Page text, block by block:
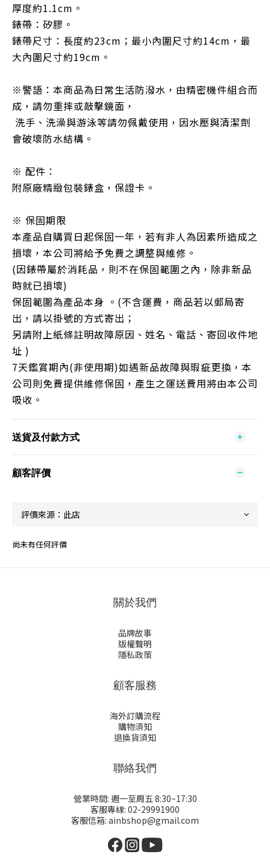
厚度約1.1cm。
錶帶：矽膠。
錶帶尺寸： 長度約23cm；最小內圍尺寸約14cm，最
大內圍尺寸約19cm。
※警語：本商品為日常生活防潑水，由精密機件組合而
成，請勿重摔或敲擊鏡面，
洗手、洗澡與游泳等請勿佩戴使用，因水壓與清潔劑
會破壞防水結構。
※ 配件：
附原廠精緻包裝錶盒，保證卡。
※ 保固期限
本產品自購買日起保固一年，若有非人為因素所造成之
損壞，本公司將給予免費之調整與維修。
(因錶帶屬於消耗品，則不在保固範圍之內，除非新品
時就已損壞)
保固範圍為產品本身 。(不含運費，商品若以郵局寄
出，請以掛號的方式寄出；
另請附上紙條註明故障原因、姓名、電話、寄回收件地
址 )
7天鑑賞期內(非使用期)如遇新品故障與瑕疵更換，本
公司則免費提供維修保固，產生之運送費用將由本公司
吸收。
送貨及付款方式
顧客評價
尚未有任何評價
關於我們
品牌故事
版權聲明
隱私政策
顧客服務
海外訂購流程
購物須知
退換貨須知
聯絡我們
營業時間: 週一至周五 8:30~17:30
客服專線: 02-29991900
客服信箱: ainbshop@gmail.com